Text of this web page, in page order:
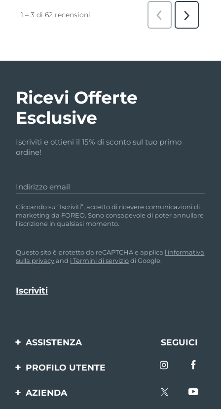
Ricevi Offerte
Esclusive
Iscriviti e ottieni il 15% di sconto sul tuo primo
ordine!
Indirizzo email
Cliccando su “Iscriviti”, accetto di ricevere comunicazioni di
marketing da FOREO. Sono consapevole di poter annullare
l’iscrizione in qualsiasi momento.
Questo sito è protetto da reCAPTCHA e applica l'informativa
sulla privacyand i Termini di serviziodi Google.
ASSISTENZA
Contattaci
SEGUICI
PROFILO UTENTE
prodotto
AZIENDA